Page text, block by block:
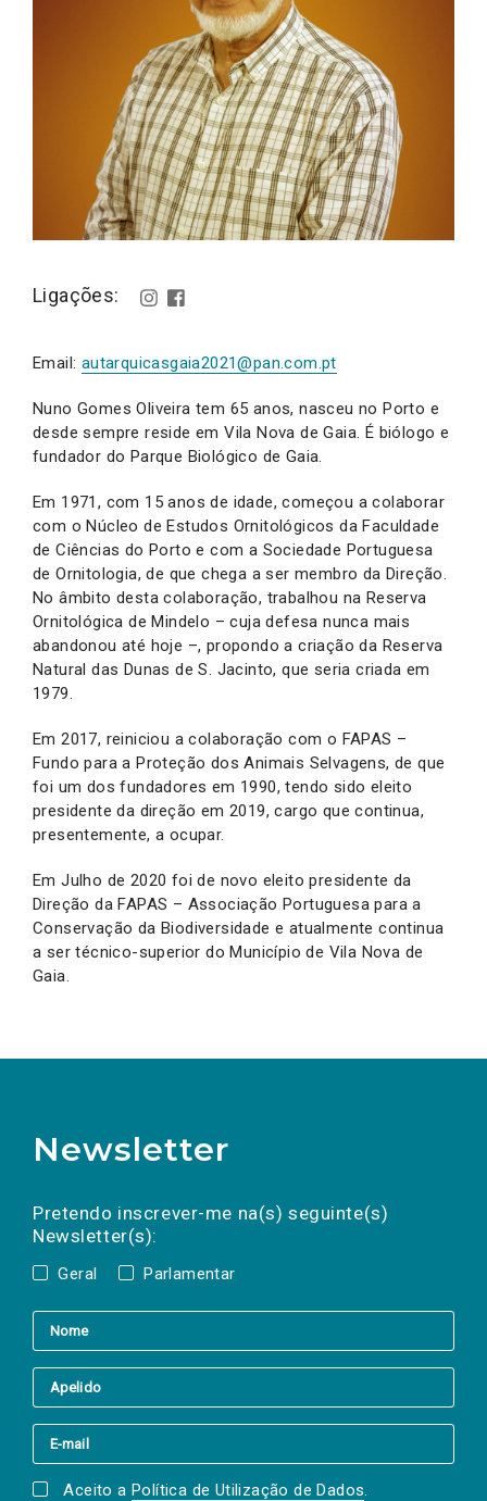
Ligações:
Email: autarquicasgaia2021@pan.com.pt
Nuno Gomes Oliveira tem 65 anos, nasceu no Porto e
desde sempre reside em Vila Nova de Gaia. É biólogo e
fundador do Parque Biológico de Gaia.
Em 1971, com 15 anos de idade, começou a colaborar
com o Núcleo de Estudos Ornitológicos da Faculdade
de Ciências do Porto e com a Sociedade Portuguesa
de Ornitologia, de que chega a ser membro da Direção.
No âmbito desta colaboração, trabalhou na Reserva
Ornitológica de Mindelo – cuja defesa nunca mais
abandonou até hoje –, propondo a criação da Reserva
Natural das Dunas de S. Jacinto, que seria criada em
1979.
Em 2017, reiniciou a colaboração com o FAPAS –
Fundo para a Proteção dos Animais Selvagens, de que
foi um dos fundadores em 1990, tendo sido eleito
presidente da direção em 2019, cargo que continua,
presentemente, a ocupar.
Em Julho de 2020 foi de novo eleito presidente da
Direção da FAPAS – Associação Portuguesa para a
Conservação da Biodiversidade e atualmente continua
a ser técnico-superior do Município de Vila Nova de
Gaia.
Newsletter
Pretendo inscrever-me na(s) seguinte(s)
Newsletter(s):
Geral Parlamentar
a(s) newsletter(s).
mail
Aceito a Política de Utilização de Dados.